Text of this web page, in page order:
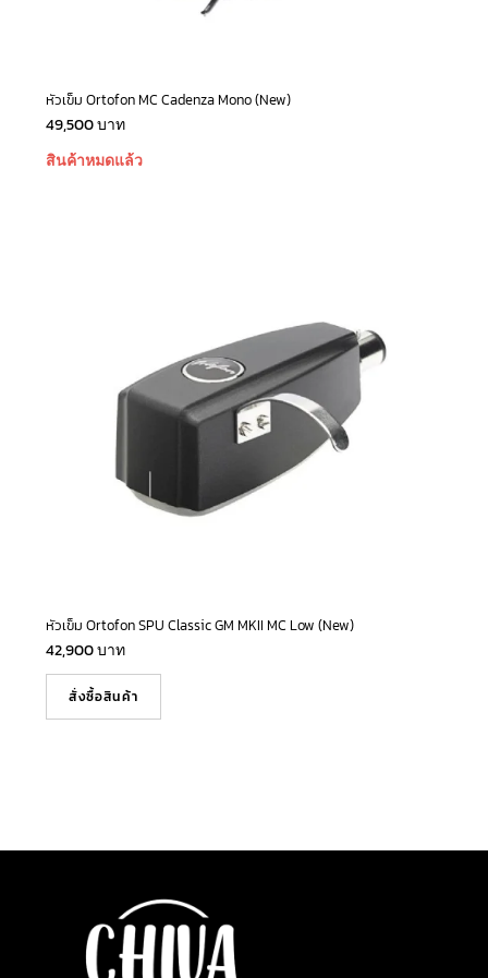
หัวเข็ม Ortofon MC Cadenza Mono (New)
49,500บาท
สินค้าหมดแล้ว
หัวเข็ม Ortofon SPU Classic GM MKII MC Low (New)
42,900บาท
สั่งซื้อสินค้า